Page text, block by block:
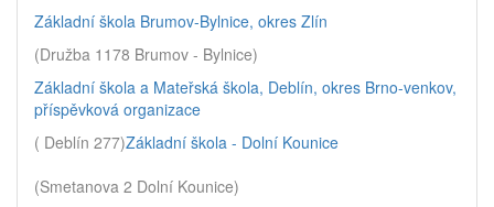
Základní škola Brumov-Bylnice, okres Zlín
(Družba 1178 Brumov - Bylnice)
Základní škola a Mateřská škola, Deblín, okres Brno-venkov,
příspěvková organizace
( Deblín 277)Základní škola - Dolní Kounice
(Smetanova 2 Dolní Kounice)